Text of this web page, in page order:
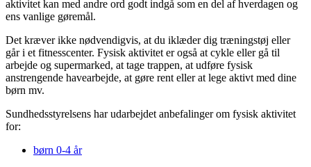
aktivitet kan med andre ord godt indgå som en del af hverdagen og
ens vanlige gøremål.
Det kræver ikke nødvendigvis, at du iklæder dig træningstøj eller
går i et fitnesscenter. Fysisk aktivitet er også at cykle eller gå til
arbejde og supermarked, at tage trappen, at udføre fysisk
anstrengende havearbejde, at gøre rent eller at lege aktivt med dine
børn mv.
Sundhedsstyrelsens har udarbejdet anbefalinger om fysisk aktivitet
for:
børn 0-4 år